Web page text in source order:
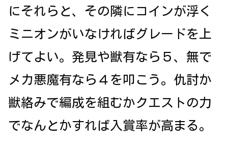
にそれらと、その隣にコインが浮く
ミニオンがいなければグレードを上
げてよい。発見や獣有なら５、無で
メカ悪魔有なら４を叩こう。仇討か
獣絡みで編成を組むかクエストの力
でなんとかすれば入賞率が高まる。